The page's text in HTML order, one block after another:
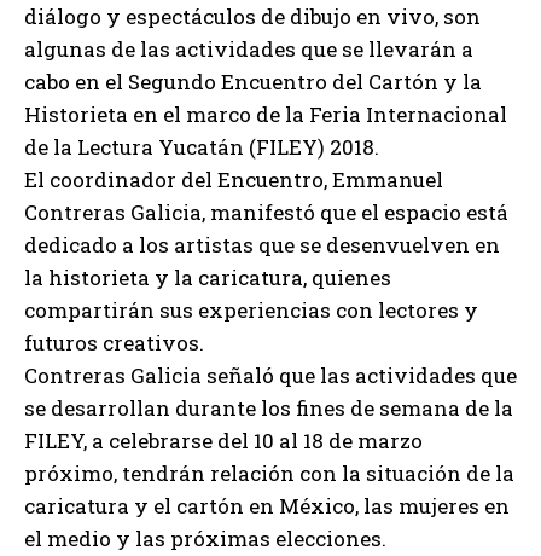
diálogo y espectáculos de dibujo en vivo, son
algunas de las actividades que se llevarán a
cabo en el Segundo Encuentro del Cartón y la
Historieta en el marco de la Feria Internacional
de la Lectura Yucatán (FILEY) 2018.
El coordinador del Encuentro, Emmanuel
Contreras Galicia, manifestó que el espacio está
dedicado a los artistas que se desenvuelven en
la historieta y la caricatura, quienes
compartirán sus experiencias con lectores y
futuros creativos.
Contreras Galicia señaló que las actividades que
se desarrollan durante los fines de semana de la
FILEY, a celebrarse del 10 al 18 de marzo
próximo, tendrán relación con la situación de la
caricatura y el cartón en México, las mujeres en
el medio y las próximas elecciones.